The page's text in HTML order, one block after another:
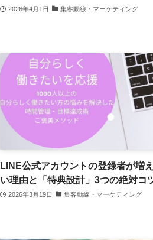
2026年4月1日 集客動線・マーケティング
LINE公式アカウントの登録者が増
い理由と「特典設計」3つの絶対コ
2026年3月19日 集客動線・マーケティング